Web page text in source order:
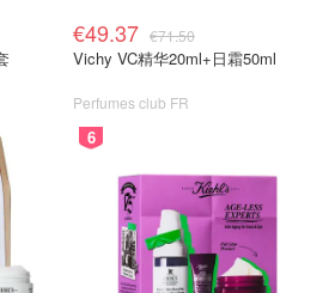
这次也反复强调，“不会通过日常
众风险非常低。
€49.37 €71.50
Vichy VC精华20ml+日霜50ml
Perfumes club FR
6